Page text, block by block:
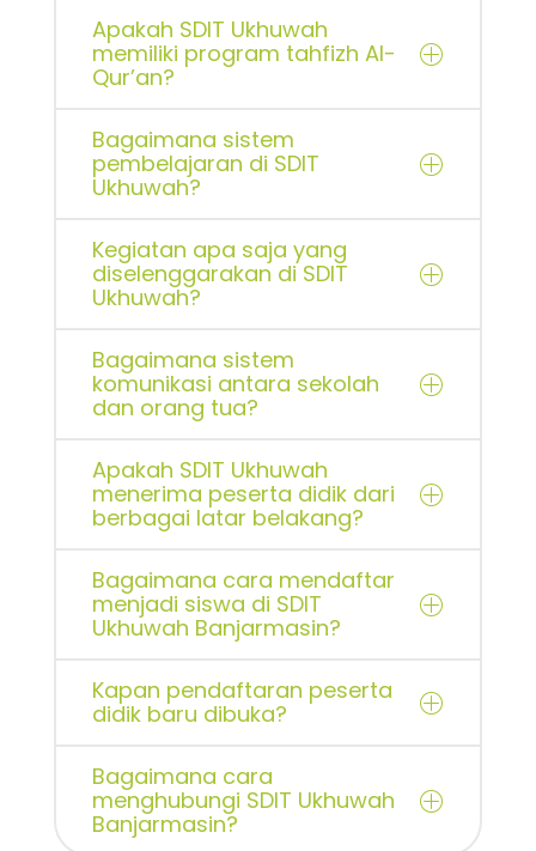
Apakah SDIT Ukhuwah
memiliki program tahfizh Al-
Qur’an?
Bagaimana sistem
pembelajaran di SDIT
Ukhuwah?
Kegiatan apa saja yang
diselenggarakan di SDIT
Ukhuwah?
Bagaimana sistem
komunikasi antara sekolah
dan orang tua?
Apakah SDIT Ukhuwah
menerima peserta didik dari
berbagai latar belakang?
Bagaimana cara mendaftar
menjadi siswa di SDIT
Ukhuwah Banjarmasin?
Kapan pendaftaran peserta
didik baru dibuka?
Bagaimana cara
menghubungi SDIT Ukhuwah
Banjarmasin?